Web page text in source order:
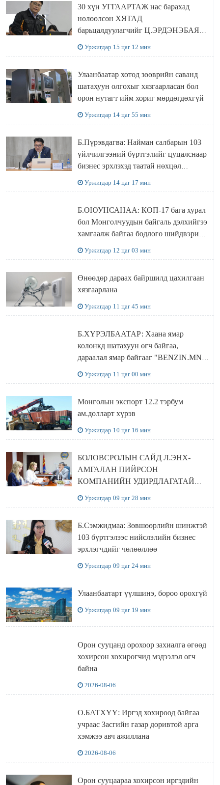
30 хүн УГГААРТАЖ нас барахад
нөлөөлсөн ХЯТАД
барьцалдуулагчийг Ц.ЭРДЭНЭБАЯР
Уржигдар 15 цаг 12 мин
Улаанбаатар хотод зөөврийн саванд
шатахуун олгохыг хязгаарласан бол
орон нутагт ийм хориг мөрдөгдөхгүй
Уржигдар 14 цаг 55 мин
Б.Пүрэвдагва: Найман салбарын 103
үйлчилгээний бүртгэлийг цуцалснаар
бизнес эрхлэхэд таатай нөхцөл
Уржигдар 14 цаг 17 мин
Б.ОЮУНСАНАА: КОП-17 бага хурал
бол Монголчуудын байгаль дэлхийгээ
хамгаалж байгаа бодлого шийдвэрийг
Уржигдар 12 цаг 03 мин
Өнөөдөр дараах байршилд цахилгаан
хязгаарлана
Уржигдар 11 цаг 45 мин
Б.ХҮРЭЛБААТАР: Хаана ямар
колонкд шатахуун өгч байгаа,
дараалал ямар байгааг "BENZIN.MN”
Уржигдар 11 цаг 00 мин
Монголын экспорт 12.2 тэрбум
ам.долларт хүрэв
Уржигдар 10 цаг 16 мин
БОЛОВСРОЛЫН САЙД Л.ЭНХ-
АМГАЛАН ПИЙРСОН
КОМПАНИЙН УДИРДЛАГАТАЙ
Уржигдар 09 цаг 28 мин
Б.Сэмжидмаа: Зөвшөөрлийн шинжтэй
103 бүртгэлээс нийслэлийн бизнес
эрхлэгчдийг чөлөөллөө
Уржигдар 09 цаг 24 мин
Улаанбаатарт үүлшинэ, бороо орохгүй
Уржигдар 09 цаг 19 мин
Орон сууцанд орохоор захиалга өгөөд
хохирсон хохирогчид мэдээлэл өгч
байна
2026-08-06
О.БАТХҮҮ: Иргэд хохироод байгаа
учраас Засгийн газар доривтой арга
хэмжээ авч ажиллана
2026-08-06
Орон сууцаараа хохирсон иргэдийн